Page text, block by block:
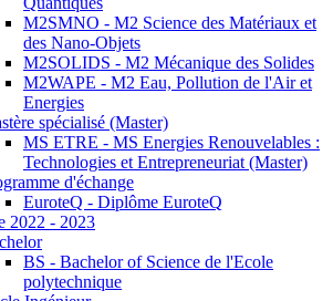
M2SMNO - M2 Science des Matériaux et
des Nano-Objets
M2SOLIDS - M2 Mécanique des Solides
M2WAPE - M2 Eau, Pollution de l'Air et
Energies
spécialisé (Master)
MS ETRE - MS Energies Renouvelables :
Technologies et Entrepreneuriat (Master)
d'échange
EuroteQ - Diplôme EuroteQ
2022 - 2023
BS - Bachelor of Science de l'Ecole
polytechnique